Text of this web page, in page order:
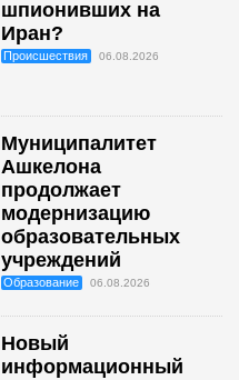
шпионивших на
Иран?
Происшествия 06.08.2026
Муниципалитет
Ашкелона
продолжает
модернизацию
образовательных
учреждений
Образование 06.08.2026
Новый
информационный